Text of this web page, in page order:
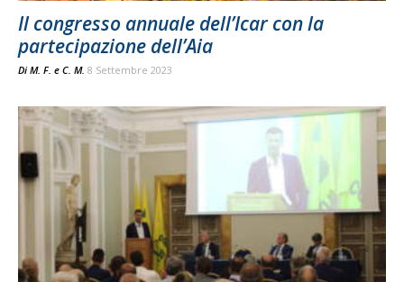
Il congresso annuale dell’Icar con la
partecipazione dell’Aia
Di M. F. e C. M. 8 Settembre 2023